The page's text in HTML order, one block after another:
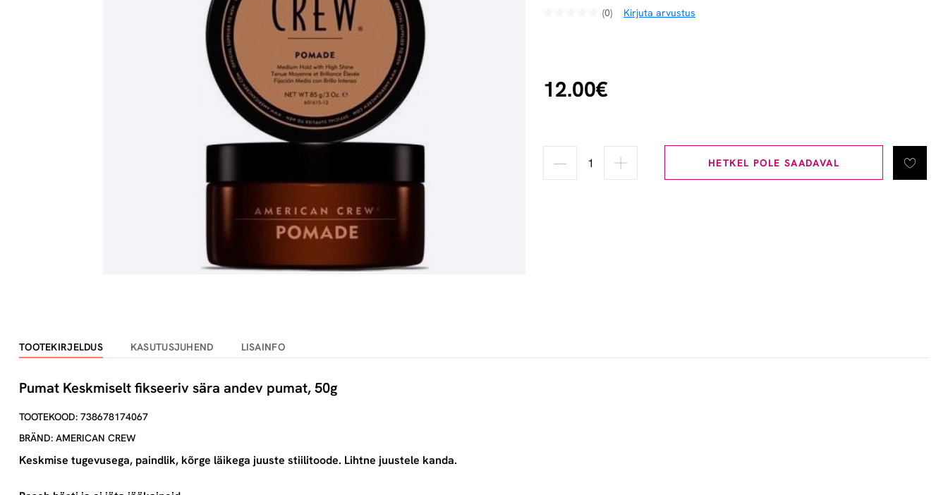
(0) Kirjuta arvustus
12.00€
HETKEL POLE SAADAVAL
TOOTEKIRJELDUS KASUTUSJUHEND LISAINFO
Pumat Keskmiselt fikseeriv sära andev pumat, 50g
TOOTEKOOD: 738678174067
BRÄND: AMERICAN CREW
Keskmise tugevusega, paindlik, kõrge läikega juuste stiilitoode. Lihtne juustele kanda.